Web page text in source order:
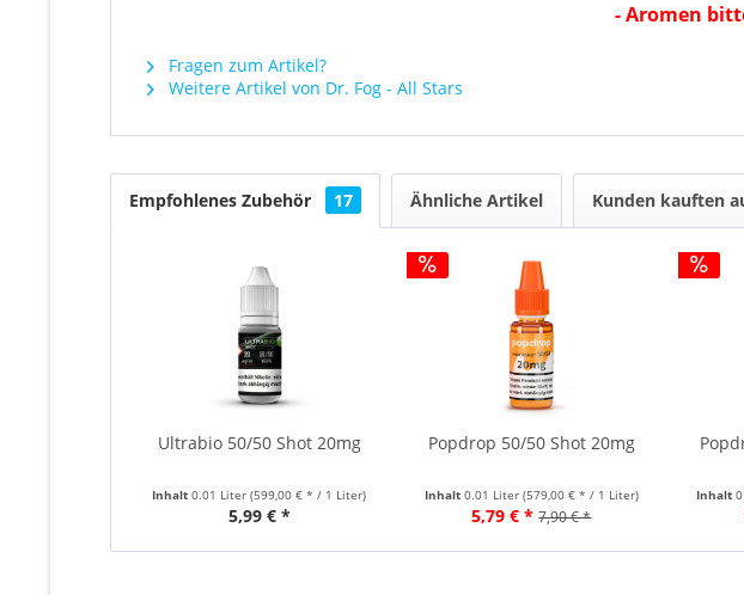
- Aromen
Fragen zum Artikel?
Weitere Artikel von Dr. Fog - All Stars
Empfohlenes Zubehör 17 Ähnliche Artikel Kunden kauften
Ultrabio 50/50 Shot 20mg
Inhalt0.01 Liter(599,00 € * / 1 Liter)
5,99 € *
Popdrop 50/50 Shot 20mg
Inhalt 0.01 Liter (579,00 € * / 1 Liter)
5,79 € * 7,90 € *
Inhalt